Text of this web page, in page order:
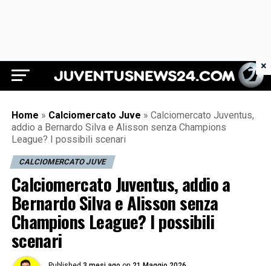
Juventus News 24
Home » Calciomercato Juve » Calciomercato Juventus,
addio a Bernardo Silva e Alisson senza Champions
League? I possibili scenari
CALCIOMERCATO JUVE
Calciomercato Juventus, addio a
Bernardo Silva e Alisson senza
Champions League? I possibili
scenari
×